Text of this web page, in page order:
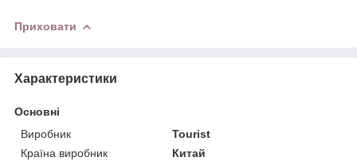
Приховати
Характеристики
Основні
Виробник
Tourist
Країна виробник
Китай